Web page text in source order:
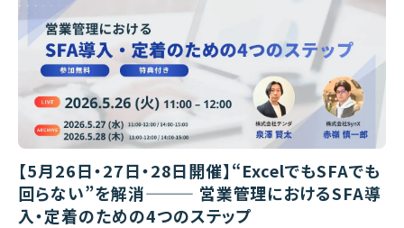
【5月26日・27日・28日開催】“ExcelでもSFAでも
回らない”を解消——— 営業管理におけるSFA導
入・定着のための4つのステップ